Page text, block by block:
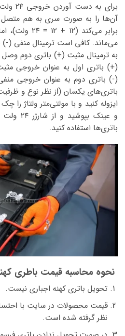
آن‌ها را به صورت سری به هم متصل
برابر می‌کند
می‌ماند. کافی است ترمینال منفی (-)
به ترمینال مثبت (+) باتری دوم
(-) باتری دوم به عنوان خروجی
باتری‌های یکسان (از نظر نوع و
ایزوله کنید و با مولتی‌متر ولتاژ
و عینک
باتری‌ها استفاده کنید.
نحوه محاسبه قیمت باطری
تحویل باتری کهنه اجباری نیست.
قیمت محصولات در سایت با
نظر گرفته شده است.